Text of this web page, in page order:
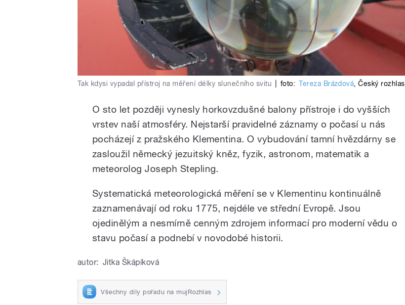
Tak kdysi vypadal přístroj na měření délky slunečního svitu foto: Tereza Brázdová,Český rozhlas
O sto let později vynesly horkovzdušné balony přístroje i do vyšších
vrstev naší atmosféry. Nejstarší pravidelné záznamy o počasí u nás
pocházejí z pražského Klementina. O vybudování tamní hvězdárny se
zasloužil německý jezuitský kněz, fyzik, astronom, matematik a
meteorolog Joseph Stepling.
Systematická meteorologická měření se v Klementinu kontinuálně
zaznamenávají od roku 1775, nejdéle ve střední Evropě. Jsou
ojedinělým a nesmírně cenným zdrojem informací pro moderní vědu o
stavu počasí a podnebí v novodobé historii.
autor: Jitka Škápíková
Všechny díly pořadu na mujRozhlas